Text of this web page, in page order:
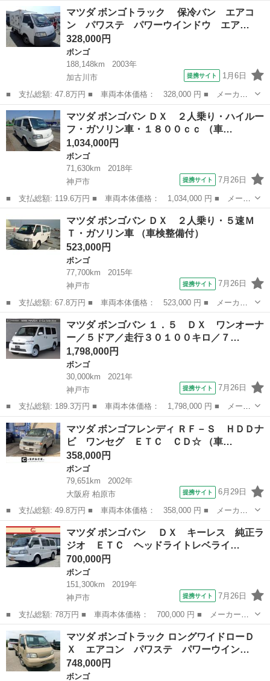
名： マツダ ■ 車種名： ボンゴトラック ■ グレード名： 平ボ
ディ ０．８５ｔ ＭＴ ガソリン 荷台内寸 ２４７×１６０×３
８ 車両外...
明石市 ボンゴ
マツダ ボンゴトラック 保冷バン エアコ
ン パワステ パワーウインドウ エア…
328,000円
ボンゴ
188,148km
2003年
加古川市
提携サイト 1月6日
■ 支払総額: 47.8万円 ■ 車両本体価格： 328,000 円 ■ メーカー
名： マツダ ■ 車種名： ボンゴトラック ■ グレード名： 保
冷バン エアコン パワステ パワーウインドウ エアバック 鍵４
つ有 Ｈ１６...
兵庫 加古川市 ボンゴ
マツダ ボンゴバン ＤＸ ２人乗り・ハイルー
フ・ガソリン車・１８００ｃｃ （車…
1,034,000円
ボンゴ
71,630km
2018年
神戸市
提携サイト 7月26日
■ 支払総額: 119.6万円 ■ 車両本体価格： 1,034,000 円 ■ メーカ
ー名： マツダ ■ 車種名： ボンゴバン ■ グレード名： ＤＸ
２人乗り・ハイルーフ・ガソリン車・１８００ｃｃ ■ 排気量：
1800...
ボンゴ
マツダ ボンゴバン ＤＸ ２人乗り・５速Ｍ
Ｔ・ガソリン車 （車検整備付）
523,000円
ボンゴ
77,700km
2015年
神戸市
提携サイト 7月26日
■ 支払総額: 67.8万円 ■ 車両本体価格： 523,000 円 ■ メーカー
名： マツダ ■ 車種名： ボンゴバン ■ グレード名： ＤＸ ２
人乗り・５速ＭＴ・ガソリン車 ■ 排気量： 1800cc ■ ドア枚
数： ...
兵庫 神戸市 ボンゴ
マツダ ボンゴバン １．５ ＤＸ ワンオーナ
ー／５ドア／走行３０１００キロ／７…
1,798,000円
ボンゴ
30,000km
2021年
神戸市
提携サイト 7月26日
■ 支払総額: 189.3万円 ■ 車両本体価格： 1,798,000 円 ■ メーカ
ー名： マツダ ■ 車種名： ボンゴバン ■ グレード名： １．
５ ＤＸ ワンオーナー／５ドア／走行３０１００キロ／７５０ｋｇ
積／ＡＴ誤...
兵庫 神戸市 ボンゴ
マツダ ボンゴフレンディ ＲＦ－Ｓ ＨＤＤナ
ビ ワンセグ ＥＴＣ ＣＤ☆ （車…
358,000円
ボンゴ
79,651km
2002年
大阪府 柏原市
提携サイト 6月29日
■ 支払総額: 49.8万円 ■ 車両本体価格： 358,000 円 ■ メーカー
名： マツダ ■ 車種名： ボンゴフレンディ ■ グレード名： Ｒ
Ｆ－Ｓ ＨＤＤナビ ワンセグ ＥＴＣ ＣＤ☆ ■ 排気量：
2500cc ...
大阪 柏原市 ボンゴ
マツダ ボンゴバン ＤＸ キーレス 純正ラ
ジオ ＥＴＣ ヘッドライトレベライ…
700,000円
ボンゴ
151,300km
2019年
神戸市
提携サイト 7月26日
■ 支払総額: 78万円 ■ 車両本体価格： 700,000 円 ■ メーカー
名： マツダ ■ 車種名： ボンゴバン ■ グレード名： ＤＸ
キーレス 純正ラジオ ＥＴＣ ヘッドライトレベライザー センタ
ーコンソールボッ...
兵庫 神戸市 ボンゴ
マツダ ボンゴトラック ロングワイドローＤ
Ｘ エアコン パワステ パワーウイン…
748,000円
ボンゴ